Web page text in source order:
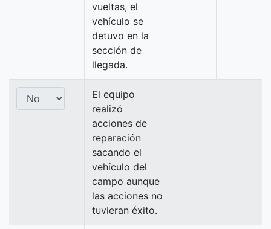
vueltas, el
vehículo se
detuvo en la
sección de
llegada.
El equipo
realizó
acciones de
reparación
sacando el
vehículo del
campo aunque
las acciones no
tuvieran éxito.